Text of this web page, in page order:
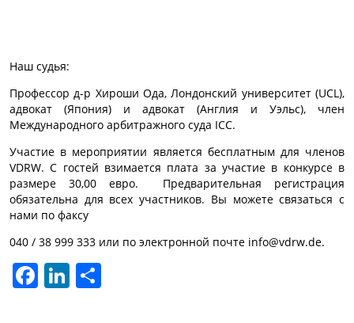
Наш судья:
Профессор д-р Хироши Ода, Лондонский университет (UCL),
адвокат (Япония) и адвокат (Англия и Уэльс), член
Международного арбитражного суда ICC.
Участие в мероприятии является бесплатным для членов
VDRW. С гостей взимается плата за участие в конкурсе в
размере 30,00 евро. Предварительная регистрация
обязательна для всех участников. Вы можете связаться с
нами по факсу
040 / 38 999 333 или по электронной почте info@vdrw.de.
FacebookLinkedIn